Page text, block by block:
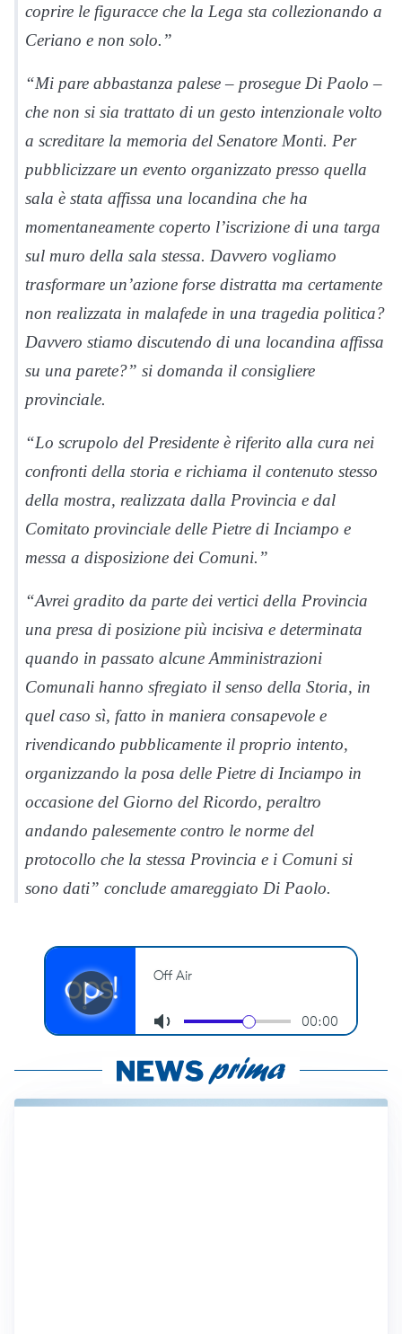
coprire le figuracce che la Lega sta collezionando a
Ceriano e non solo.”
“Mi pare abbastanza palese – prosegue Di Paolo –
che non si sia trattato di un gesto intenzionale volto
a screditare la memoria del Senatore Monti. Per
pubblicizzare un evento organizzato presso quella
sala è stata affissa una locandina che ha
momentaneamente coperto l’iscrizione di una targa
sul muro della sala stessa. Davvero vogliamo
trasformare un’azione forse distratta ma certamente
non realizzata in malafede in una tragedia politica?
Davvero stiamo discutendo di una locandina affissa
su una parete?” si domanda il consigliere
provinciale.
“Lo scrupolo del Presidente è riferito alla cura nei
confronti della storia e richiama il contenuto stesso
della mostra, realizzata dalla Provincia e dal
Comitato provinciale delle Pietre di Inciampo e
messa a disposizione dei Comuni.”
“Avrei gradito da parte dei vertici della Provincia
una presa di posizione più incisiva e determinata
quando in passato alcune Amministrazioni
Comunali hanno sfregiato il senso della Storia, in
quel caso sì, fatto in maniera consapevole e
rivendicando pubblicamente il proprio intento,
organizzando la posa delle Pietre di Inciampo in
occasione del Giorno del Ricordo, peraltro
andando palesemente contro le norme del
protocollo che la stessa Provincia e i Comuni si
sono dati” conclude amareggiato Di Paolo.